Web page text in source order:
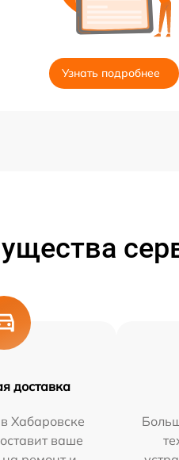
Узнать подробнее
доставка
Хабаровске
ваше